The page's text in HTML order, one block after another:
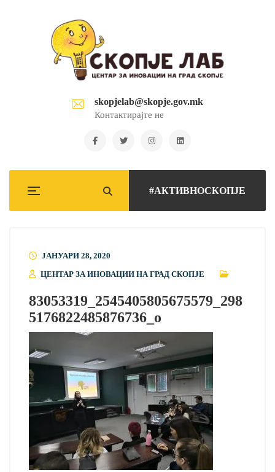
skopjelab@skopje.gov.mk
Контактирајте не
#АКТИВНОСКОПЈЕ
ЈАНУАРИ 28, 2020
ЦЕНТАР ЗА ИНОВАЦИИ НА ГРАД СКОПЈЕ
83053319_2545405805675579_298
5176822485876736_o